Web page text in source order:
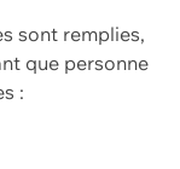
sont remplies,
que personne
: